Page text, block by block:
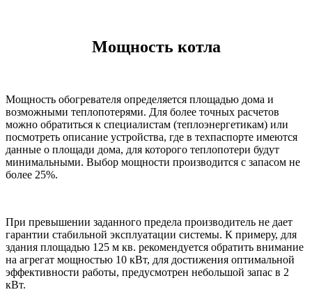
Мощность котла
Мощность обогревателя определяется площадью дома и
возможными теплопотерями. Для более точных расчетов
можно обратиться к специалистам (теплоэнергетикам) или
посмотреть описание устройства, где в техпаспорте имеются
данные о площади дома, для которого теплопотери будут
минимальными. Выбор мощности производится с запасом не
более 25%.
При превышении заданного предела производитель не дает
гарантии стабильной эксплуатации системы. К примеру, для
здания площадью 125 м кв. рекомендуется обратить внимание
на агрегат мощностью 10 кВт, для достижения оптимальной
эффективности работы, предусмотрен небольшой запас в 2
кВт.